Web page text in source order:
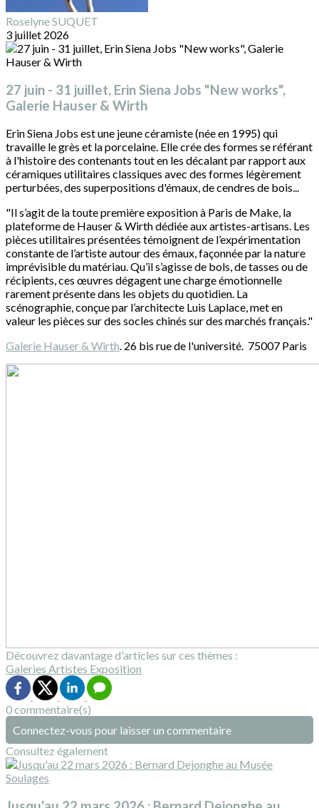
Roselyne SUQUET
3 juillet 2026
27 juin - 31 juillet, Erin Siena Jobs "New works",
Galerie Hauser & Wirth
Erin Siena Jobs est une jeune céramiste (née en 1995) qui
travaille le grès et la porcelaine. Elle crée des formes se référant
à l'histoire des contenants tout en les décalant par rapport aux
céramiques utilitaires classiques avec des formes légèrement
perturbées, des superpositions d'émaux, de cendres de bois...
"Il s’agit de la toute première exposition à Paris de Make, la
plateforme de Hauser & Wirth dédiée aux artistes-artisans. Les
pièces utilitaires présentées témoignent de l’expérimentation
constante de l’artiste autour des émaux, façonnée par la nature
imprévisible du matériau. Qu’il s’agisse de bols, de tasses ou de
récipients, ces œuvres dégagent une charge émotionnelle
rarement présente dans les objets du quotidien. La
scénographie, conçue par l’architecte Luis Laplace, met en
valeur les pièces sur des socles chinés sur des marchés français."
Galerie Hauser & Wirth. 26 bis rue de l'université. 75007 Paris
Découvrez davantage d'articles sur ces thèmes :
Galeries Artistes Exposition
0 commentaire(s)
Connectez-vous pour laisser un commentaire
Consultez également